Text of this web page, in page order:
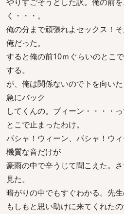
く・・・。
俺の分まで頑張れよセックス！
俺だった。
すると俺の前10ｍぐらいのとこ
する。
が、俺は関係ないので下を向い
急にバック
してくんの。ブィーン・・・・
とこで止まったわけ。
パシャ！ウィーン、パシャ！ウ
機質な音だけが
豪雨の中で辛うじて聞こえた。
見た。
暗がりの中でもすぐわかる。先生
もしもと思い助けに来てくれた